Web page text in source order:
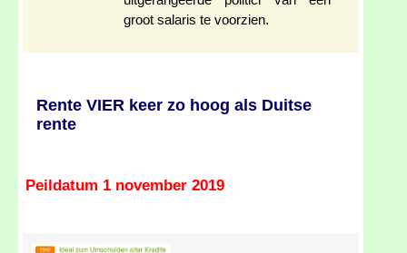
groot salaris te voorzien.
Rente VIER keer zo hoog als Duitse
rente
Peildatum 1 november 2019